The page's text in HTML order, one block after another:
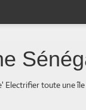
Electrifier toute une